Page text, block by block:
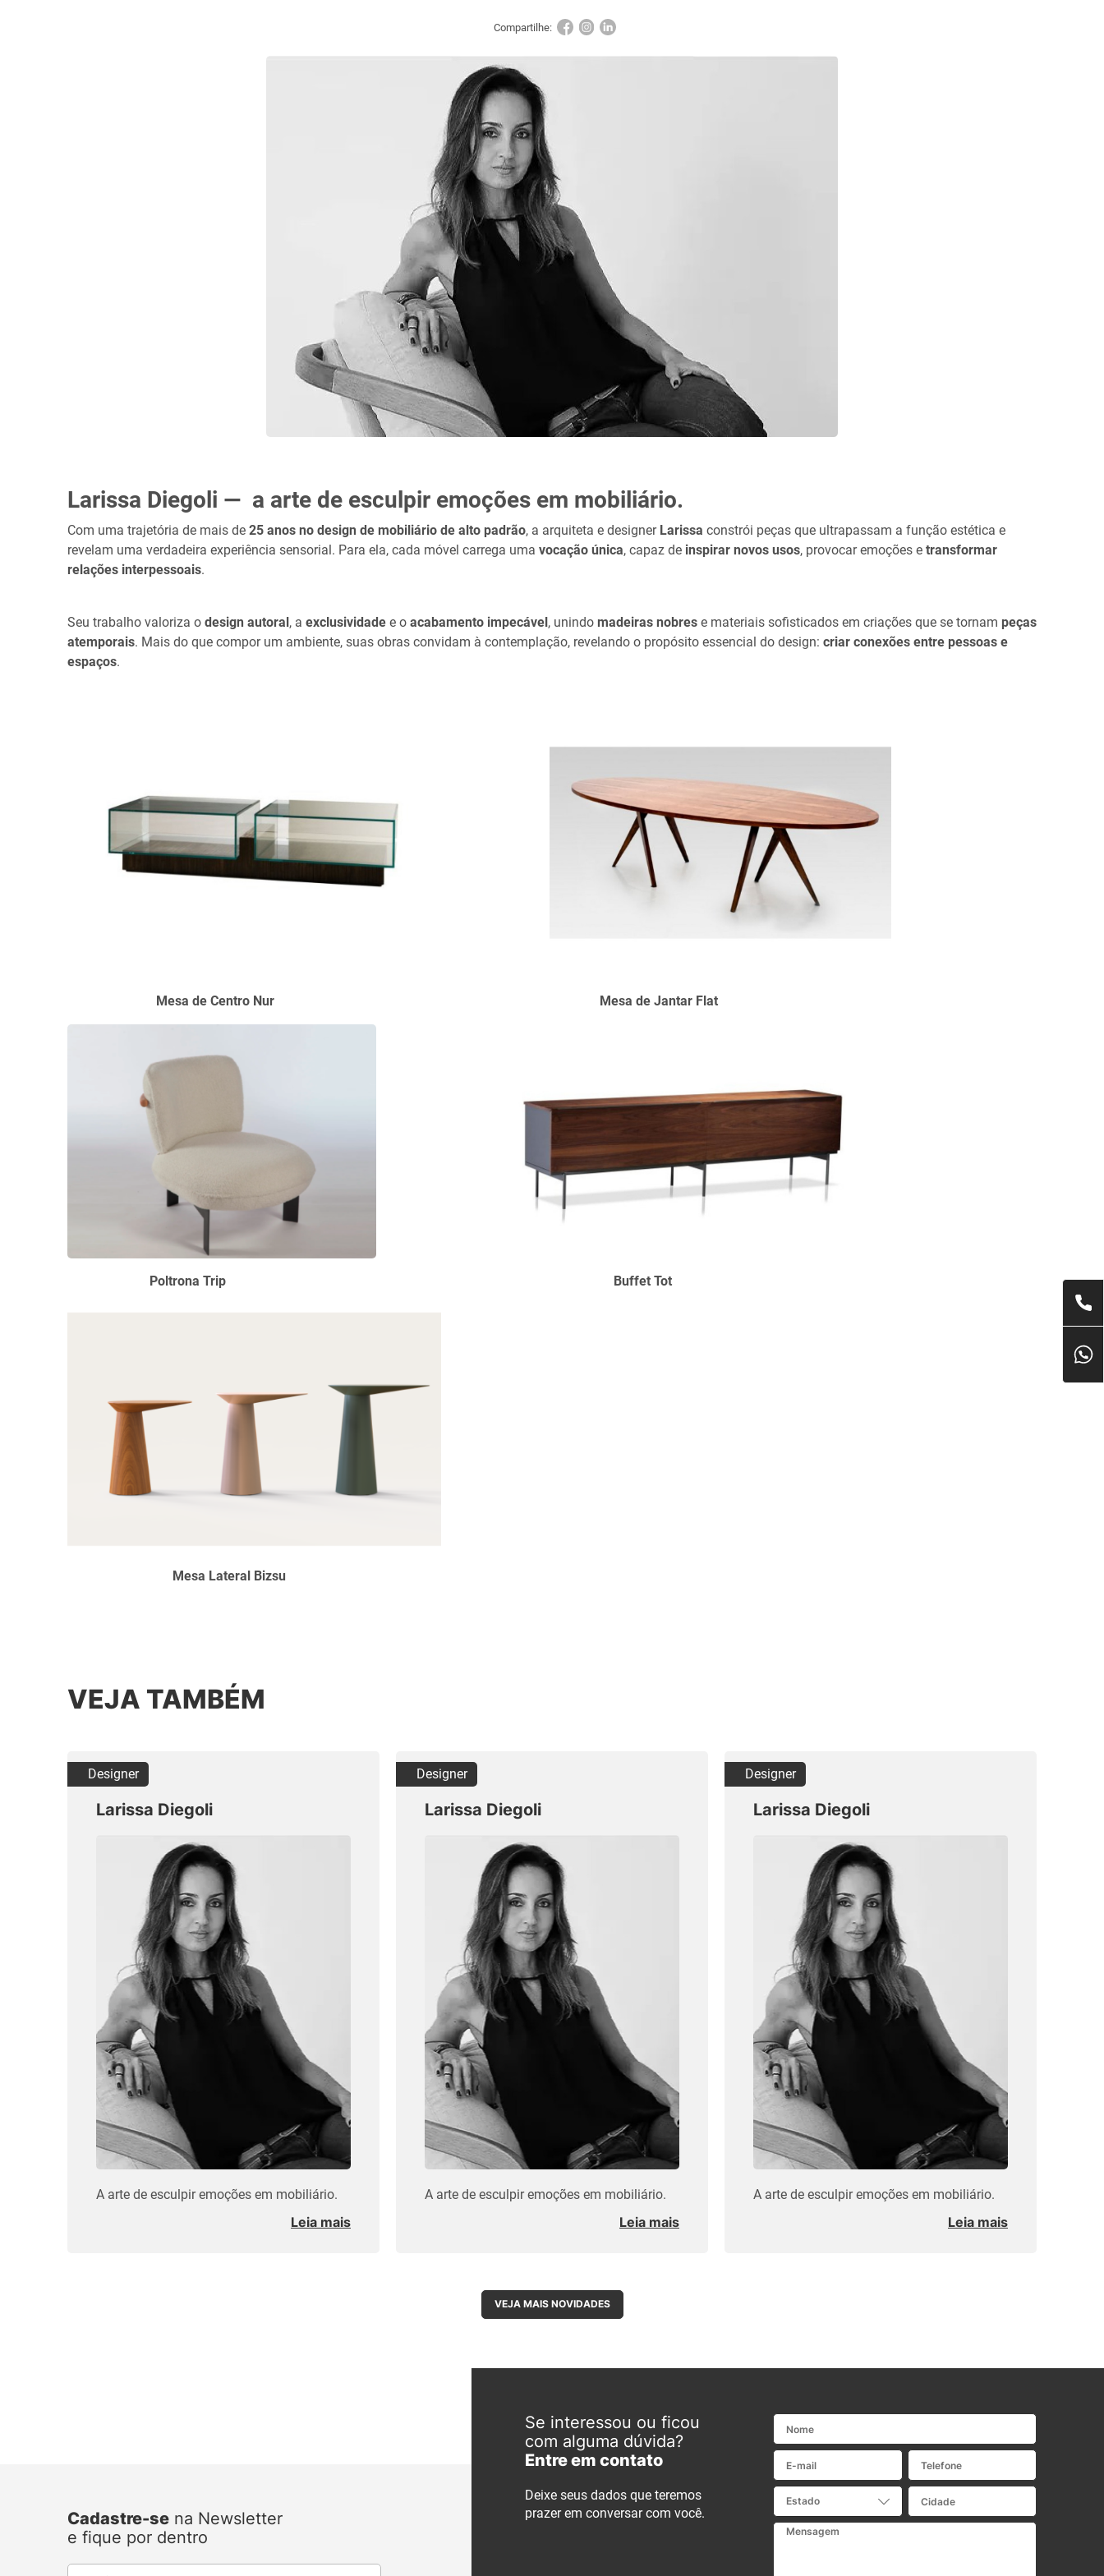
Compartilhe:
Larissa Diegoli — a arte de esculpir emoções em mobiliário.
Com uma trajetória de mais de 25 anos no design de mobiliário de alto padrão, a arquiteta e designer Larissa constrói peças que ultrapassam a função estética e
revelam uma verdadeira experiência sensorial. Para ela, cada móvel carrega uma vocação única, capaz de inspirar novos usos, provocar emoções e transformar
relações interpessoais.
Seu trabalho valoriza o design autoral, a exclusividade e o acabamento impecável, unindo madeiras nobres e materiais sofisticados em criações que se tornam peças
atemporais. Mais do que compor um ambiente, suas obras convidam à contemplação, revelando o propósito essencial do design: criar conexões entre pessoas e
espaços.
Mesa de Centro Nur Mesa de Jantar Flat
Poltrona Trip Buffet Tot
Mesa Lateral Bizsu
VEJA TAMBÉM
Designer
Larissa Diegoli
A arte de esculpir emoções em mobiliário.
Leia mais
Designer
Larissa Diegoli
A arte de esculpir emoções em mobiliário.
Leia mais
Designer
Larissa Diegoli
A arte de esculpir emoções em mobiliário.
Leia mais
VEJA MAIS NOVIDADES
Cadastre-se na Newsletter
e fique por dentro
E-mail
Se interessou ou ficou
com alguma dúvida?
Entre em contato
Deixe seus dados que teremos
prazer em conversar com você.
Nome
E-mail Telefone
Estado
Cidade
Mensagem